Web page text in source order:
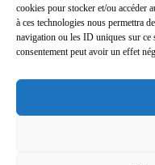
cookies pour stocker et/ou accéder
à ces technologies nous permettra
navigation ou les ID uniques sur ce
consentement peut avoir un effet